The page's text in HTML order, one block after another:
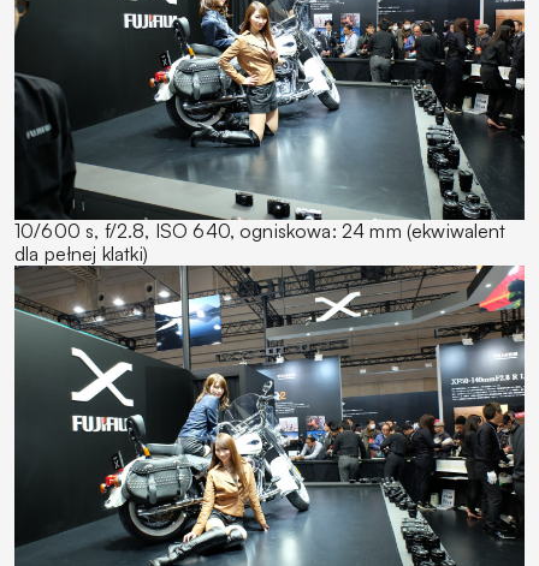
10/600 s, f/2.8, ISO 640, ogniskowa: 24 mm (ekwiwalent
dla pełnej klatki)